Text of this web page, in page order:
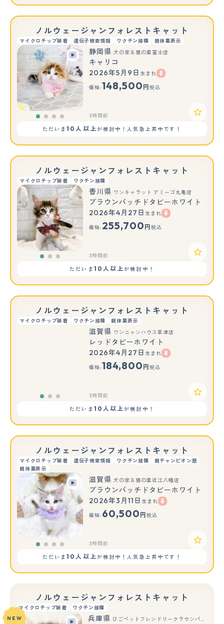
ノルウェージャンフォレストキャット
マイクロチップ装着 遺伝子検査情報 ワクチン接種 親体重表示
静岡県 犬の家＆猫の里富士店
キャリコ
2026年5月9日 生まれ
価格:148,500 円 税込
3時間前
ただいま10人以上が検討中！人気急上昇中です！
ノルウェージャンフォレストキャット
マイクロチップ装着 ワクチン接種
もっと見る
香川県 ワンキャラット アミーゴ丸亀店
ブラウンパッチドタビーホワイト
2026年4月27日 生まれ
価格: 255,700 円 税込
3時間前
ただいま 10人以上が検討中！
ノルウェージャンフォレストキャット
マイクロチップ装着 ワクチン接種 親体重表示
もっと見る
滋賀県 ワンニャンハウス草津店
レッドタビーホワイト
2026年4月27日 生まれ
価格:184,800 円 税込
3時間前
ただいま 10人以上が検討中！
ノルウェージャンフォレストキャット
マイクロチップ装着 遺伝子検査情報 ワクチン接種
親チャンピオン歴
親体重表示
滋賀県 犬の家＆猫の里近江八幡店
ブラウンパッチドタビーホワイト
2026年3月11日 生まれ
価格: 60,500 円 税込
3時間前
ただいま10人以上が検討中！人気急上昇中です！
ノルウェージャンフォレストキャット
マイクロチップ装着 ワクチン接種
NEW 兵庫県 ひごペットフレンドリークラウンパーク伊丹店